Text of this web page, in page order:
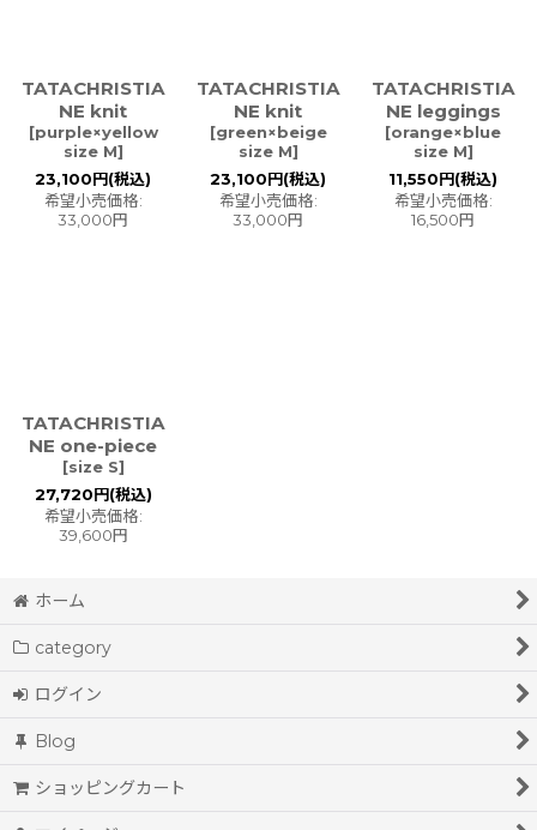
TATACHRISTIA
NE knit
[purple×yellow
size M]
23,100円(税込)
希望小売価格:
33,000円
TATACHRISTIA
NE knit
[green×beige
size M]
23,100円(税込)
希望小売価格:
33,000円
TATACHRISTIA
NE leggings
[orange×blue
size M]
11,550円(税込)
希望小売価格:
16,500円
TATACHRISTIA
NE one-piece
[size S]
27,720円(税込)
希望小売価格:
39,600円
ホーム
category
ログイン
Blog
ショッピングカート